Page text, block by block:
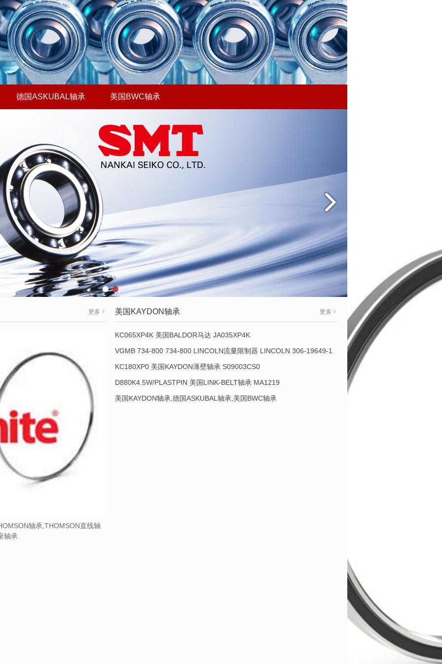
德国ASKUBAL轴承 美国BWC轴承
更多
轴承,THOMSON直线轴
轴承
美国KAYDON轴承 更多
KC065XP4K 美国BALDOR马达 JA035XP4K
VGMB 734-800 734-800 LINCOLN流量限制器 LINCOLN 306-19649-1
KC180XP0 美国KAYDON薄壁轴承 S09003CS0
D880K4.5W/PLASTPIN 美国LINK-BELT轴承 MA1219
美国KAYDON轴承,德国ASKUBAL轴承,美国BWC轴承